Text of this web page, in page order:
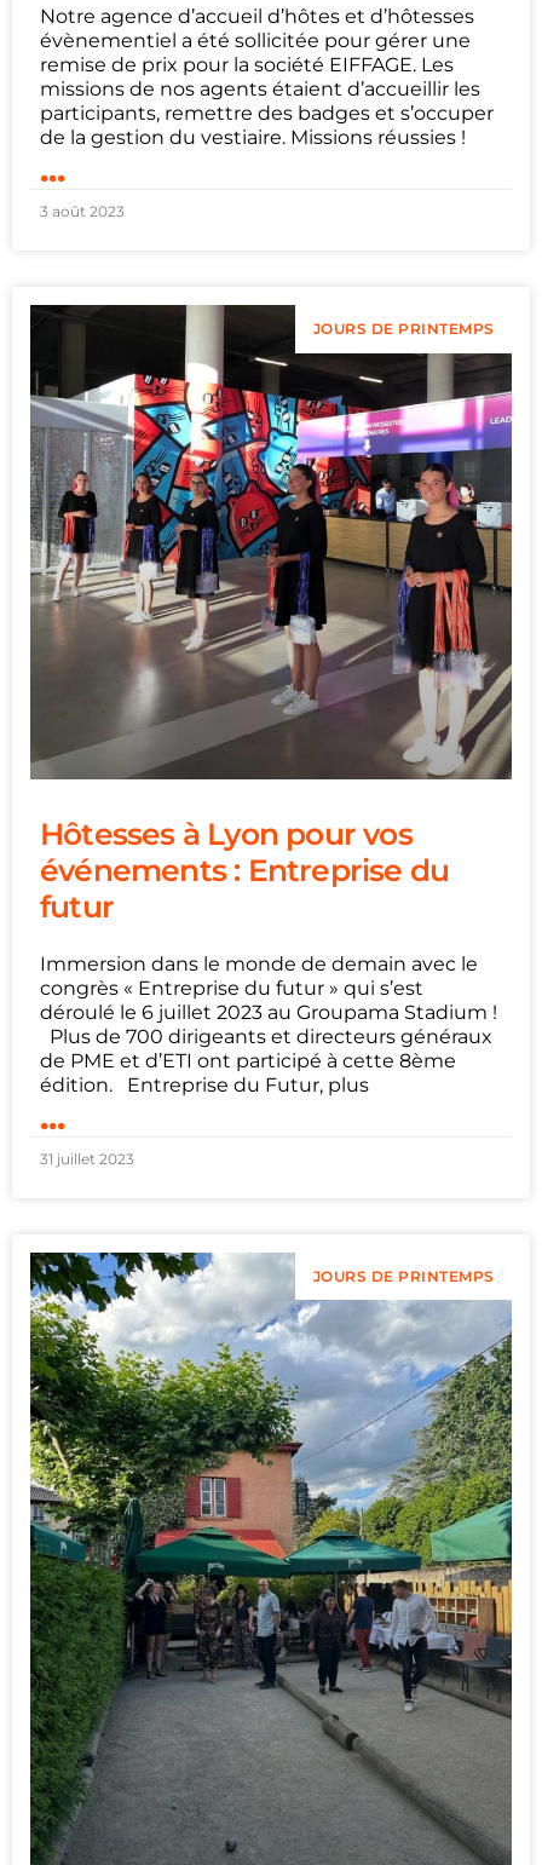
Notre agence d’accueil d’hôtes et d’hôtesses
évènementiel a été sollicitée pour gérer une
remise de prix pour la société EIFFAGE. Les
missions de nos agents étaient d’accueillir les
participants, remettre des badges et s’occuper
de la gestion du vestiaire. Missions réussies !
...
3 août 2023
JOURS DE PRINTEMPS
Hôtesses à Lyon pour vos
événements : Entreprise du
futur
Immersion dans le monde de demain avec le
congrès « Entreprise du futur » qui s’est
déroulé le 6 juillet 2023 au Groupama Stadium !
Plus de 700 dirigeants et directeurs généraux
de PME et d’ETI ont participé à cette 8ème
édition. Entreprise du Futur, plus
...
31 juillet 2023
JOURS DE PRINTEMPS